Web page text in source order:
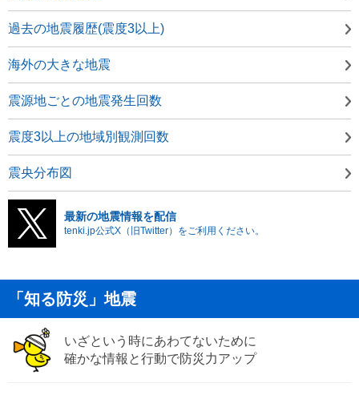
過去の地震履歴(震度3以上)
海外の大きな地震
震源地ごとの地震発生回数
震度3以上の地域別観測回数
震央分布図
最新の地震情報を配信
tenki.jp公式X（旧Twitter）をご利用ください。
「知る防災」地震
いざという時にあわてないために
確かな情報と行動で防災力アップ